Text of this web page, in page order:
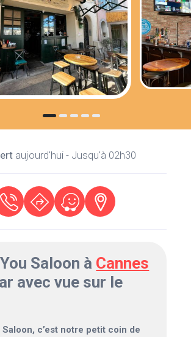
aujourd'hui - Jusqu'à 02h30
Saloon à Cannes
avec vue sur le
c’est notre petit coin de